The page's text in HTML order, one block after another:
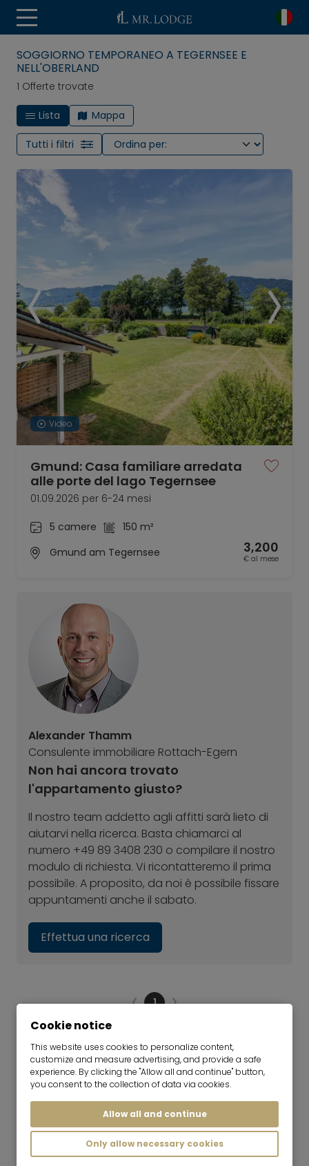
SOGGIORNO TEMPORANEO A TEGERNSEE E
NELL'OBERLAND
1 Offerte trovate
Lista Mappa
Tutti i filtri
Video
Gmund: Casa familiare arredata
alle porte del lago Tegernsee
01.09.2026 per 6-24 mesi
5 camere
150 m²
Gmund am Tegernsee
3,200
€ al mese
Alexander Thamm
Consulente immobiliare Rottach-Egern
Non hai ancora trovato
l'appartamento giusto?
Il nostro team addetto agli affitti sarà lieto di
aiutarvi nella ricerca. Basta chiamarci al
numero +49 89 3408 230 o compilare il nostro
modulo di richiesta. Vi ricontatteremo il prima
possibile. A proposito, da noi è possibile fissare
appuntamenti anche il sabato.
Effettua una ricerca
1
Trustpilot
Soggiorno temporaneo a
Tegernsee e nell'Oberland
Cookie notice
This website uses cookies to personalize content,
customize and measure advertising, and provide a safe
experience. By clicking the "Allow all and continue" button,
you consent to the collection of data via cookies.
Allow all and continue
Only allow necessary cookies